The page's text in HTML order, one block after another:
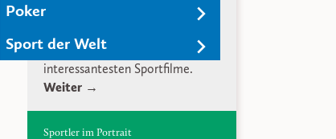
Poker
Sport der Welt
hinter Moneyball handelt von
Moneyball einer der
interessantesten Sportfilme.
Weiter →
Sportler im Portrait